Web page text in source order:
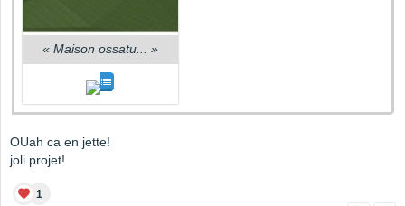
« Maison ossatu... »
OUah ca en jette!
joli projet!
1